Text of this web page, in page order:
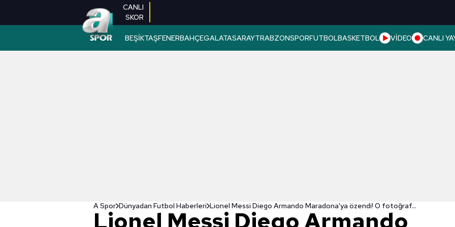
CANLI
SKOR
BEŞİKTAŞFENERBAHÇEGALATASARAYTRABZONSPORFUTBOLBASKETBOL VİDEO CANLI
A Spor Dünyadan Futbol Haberleri Lionel Messi Diego Armando Maradona'ya özendi! O fotoğraf...
Lionel Messi Diego Armando